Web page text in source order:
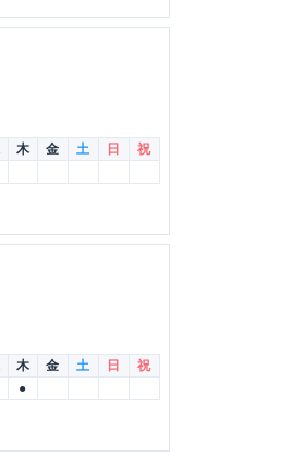
木 金 土 日
祝
木 金 土 日
祝
●